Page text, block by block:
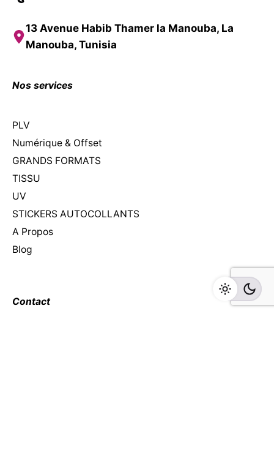
13 Avenue Habib Thamer la Manouba, La
Manouba, Tunisia
Nos services
PLV
Numérique & Offset
GRANDS FORMATS
TISSU
UV
STICKERS AUTOCOLLANTS
A Propos
Blog
Contact